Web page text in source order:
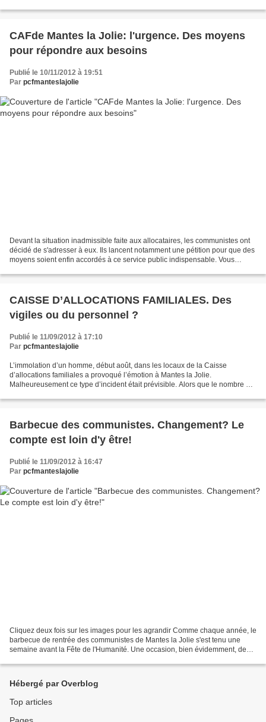
CAFde Mantes la Jolie: l'urgence. Des moyens
pour répondre aux besoins
Publié le 10/11/2012 à 19:51
Par pcfmanteslajolie
Devant la situation inadmissible faite aux allocataires, les communistes ont
décidé de s'adresser à eux. Ils lancent notamment une pétition pour que des
moyens soient enfin accordés à ce service public indispensable. Vous
CAISSE D’ALLOCATIONS FAMILIALES. Des
vigiles ou du personnel ?
Publié le 11/09/2012 à 17:10
Par pcfmanteslajolie
L’immolation d’un homme, début août, dans les locaux de la Caisse
d’allocations familiales a provoqué l’émotion à Mantes la Jolie.
Malheureusement ce type d’incident était prévisible. Alors que le nombre de
Barbecue des communistes. Changement? Le
compte est loin d'y être!
Publié le 11/09/2012 à 16:47
Par pcfmanteslajolie
Cliquez deux fois sur les images pour les agrandir Comme chaque année, le
barbecue de rentrée des communistes de Mantes la Jolie s'est tenu une
semaine avant la Fête de l'Humanité. Une occasion, bien évidemment, de
Hébergé par Overblog
Top articles